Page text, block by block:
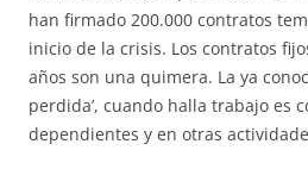
han firmado 200.000 contratos
inicio de la crisis. Los contratos
años son una quimera. La ya
perdida’, cuando halla trabajo es
dependientes y en otras